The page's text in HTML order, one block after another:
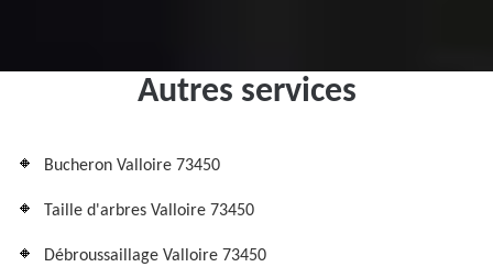
Autres services
Bucheron Valloire 73450
Taille d'arbres Valloire 73450
Débroussaillage Valloire 73450